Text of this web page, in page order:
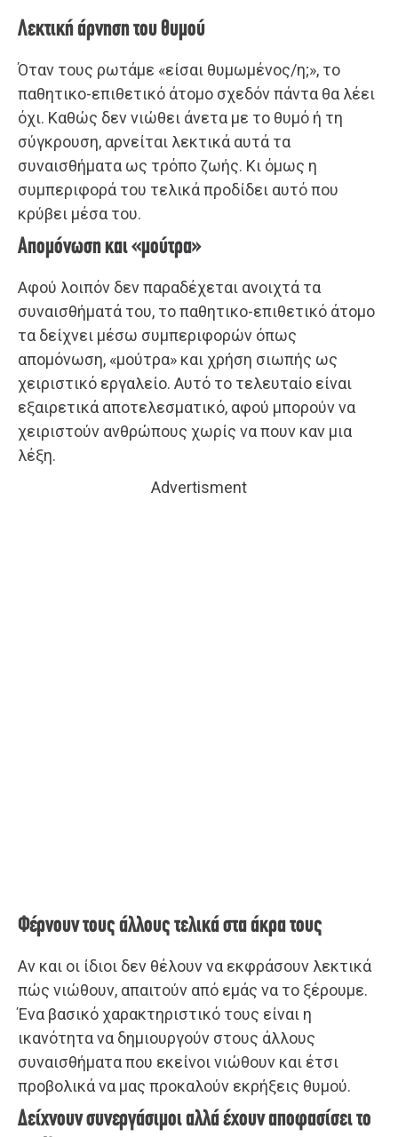
Λεκτική άρνηση του θυμού
Όταν τους ρωτάμε «είσαι θυμωμένος/η;», το
παθητικο-επιθετικό άτομο σχεδόν πάντα θα λέει
όχι. Καθώς δεν νιώθει άνετα με το θυμό ή τη
σύγκρουση, αρνείται λεκτικά αυτά τα
συναισθήματα ως τρόπο ζωής. Κι όμως η
συμπεριφορά του τελικά προδίδει αυτό που
κρύβει μέσα του.
Απομόνωση και «μούτρα»
Αφού λοιπόν δεν παραδέχεται ανοιχτά τα
συναισθήματά του, το παθητικο-επιθετικό άτομο
τα δείχνει μέσω συμπεριφορών όπως
απομόνωση, «μούτρα» και χρήση σιωπής ως
χειριστικό εργαλείο. Αυτό το τελευταίο είναι
εξαιρετικά αποτελεσματικό, αφού μπορούν να
χειριστούν ανθρώπους χωρίς να πουν καν μια
λέξη.
Advertisment
Φέρνουν τους άλλους τελικά στα άκρα τους
Αν και οι ίδιοι δεν θέλουν να εκφράσουν λεκτικά
πώς νιώθουν, απαιτούν από εμάς να το ξέρουμε.
Ένα βασικό χαρακτηριστικό τους είναι η
ικανότητα να δημιουργούν στους άλλους
συναισθήματα που εκείνοι νιώθουν και έτσι
προβολικά να μας προκαλούν εκρήξεις θυμού.
Δείχνουν συνεργάσιμοι αλλά έχουν αποφασίσει το